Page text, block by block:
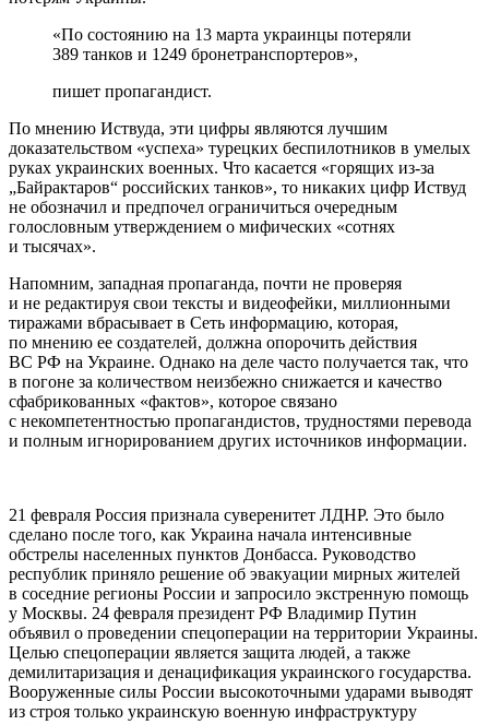
«По состоянию на 13 марта украинцы потеряли
389 танков и 1249 бронетранспортеров»,
пишет пропагандист.
По мнению Иствуда, эти цифры являются лучшим
доказательством «успеха» турецких беспилотников в умелых
руках украинских военных. Что касается «горящих из-за
„Байрактаров“ российских танков», то никаких цифр Иствуд
не обозначил и предпочел ограничиться очередным
голословным утверждением о мифических «сотнях
и тысячах».
Напомним, западная пропаганда, почти не проверяя
и не редактируя свои тексты и видеофейки, миллионными
тиражами вбрасывает в Сеть информацию, которая,
по мнению ее создателей, должна опорочить действия
ВС РФ на Украине. Однако на деле часто получается так, что
в погоне за количеством неизбежно снижается и качество
сфабрикованных «фактов», которое связано
с некомпетентностью пропагандистов, трудностями перевода
и полным игнорированием других источников информации.
21 февраля Россия признала суверенитет ЛДНР. Это было
сделано после того, как Украина начала интенсивные
обстрелы населенных пунктов Донбасса. Руководство
республик приняло решение об эвакуации мирных жителей
в соседние регионы России и запросило экстренную помощь
у Москвы. 24 февраля президент РФ Владимир Путин
объявил о проведении спецоперации на территории Украины.
Целью спецоперации является защита людей, а также
демилитаризация и денацификация украинского государства.
Вооруженные силы России высокоточными ударами выводят
из строя только украинскую военную инфраструктуру